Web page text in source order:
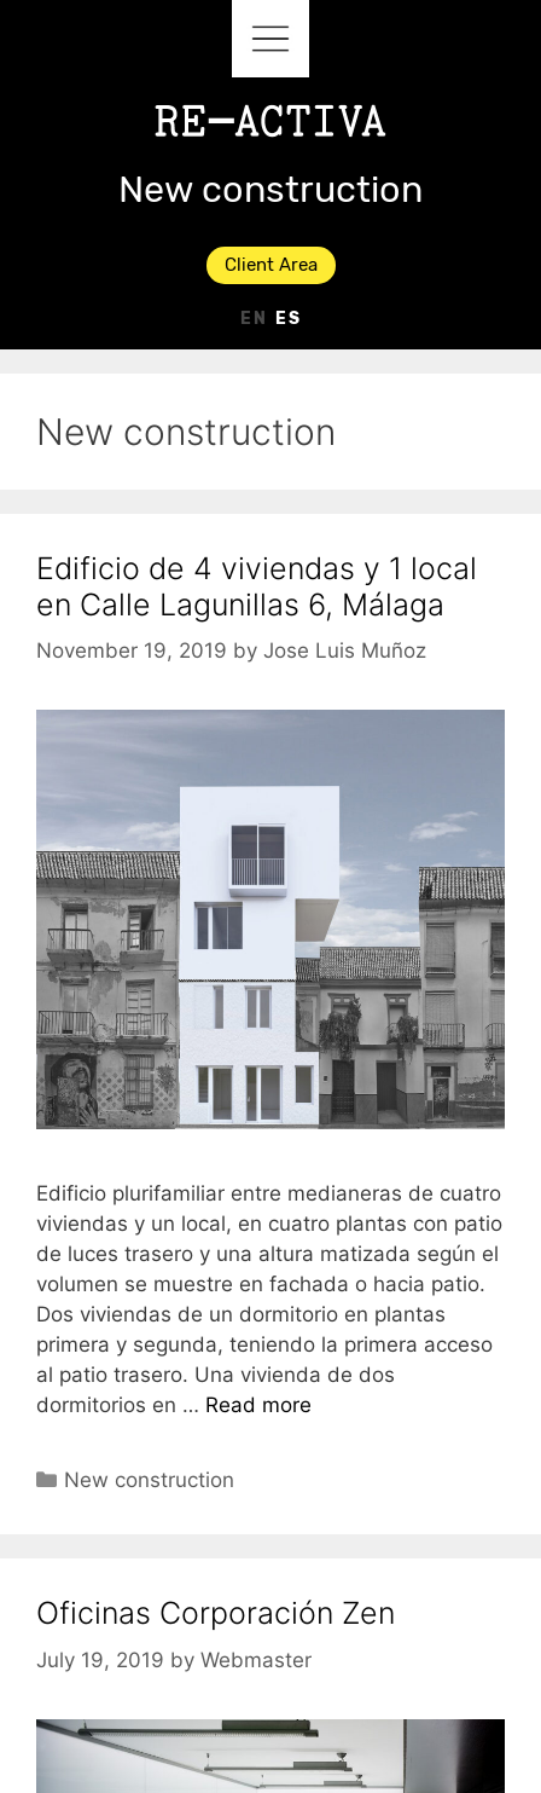
New construction
Client Area
EN ES
New construction
Edificio de 4 viviendas y 1 local
en Calle Lagunillas 6, Málaga
November 19, 2019 by Jose Luis Muñoz
Edificio plurifamiliar entre medianeras de cuatro
viviendas y un local, en cuatro plantas con patio
de luces trasero y una altura matizada según el
volumen se muestre en fachada o hacia patio.
Dos viviendas de un dormitorio en plantas
primera y segunda, teniendo la primera acceso
al patio trasero. Una vivienda de dos
dormitorios en … Read more
New construction
Oficinas Corporación Zen
July 19, 2019 by Webmaster